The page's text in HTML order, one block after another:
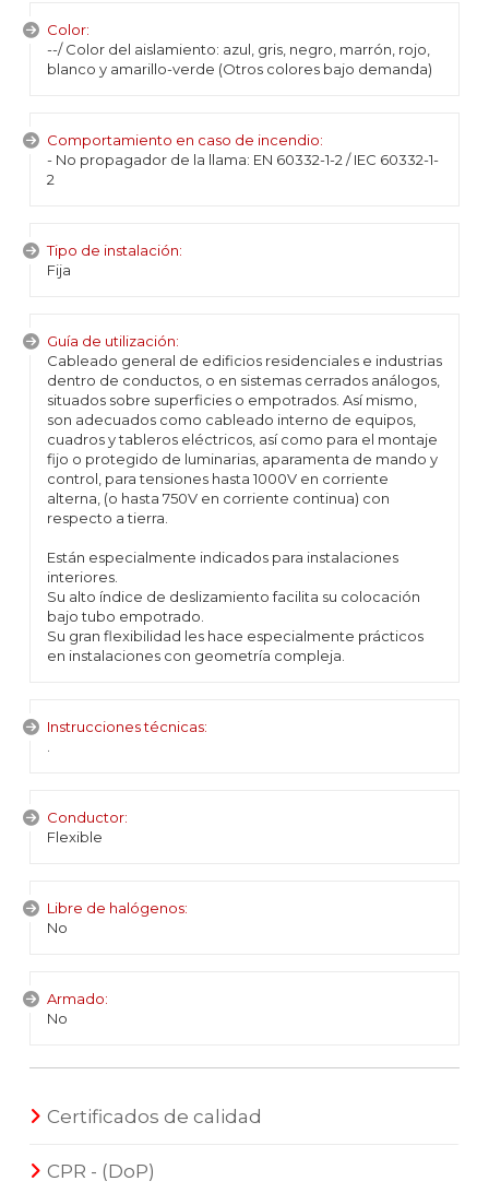
Color:
--/ Color del aislamiento: azul, gris, negro, marrón, rojo,
blanco y amarillo-verde (Otros colores bajo demanda)
Comportamiento en caso de incendio:
- No propagador de la llama: EN 60332-1-2 / IEC 60332-1-
2
Tipo de instalación:
Fija
Guía de utilización:
Cableado general de edificios residenciales e industrias
dentro de conductos, o en sistemas cerrados análogos,
situados sobre superficies o empotrados. Así mismo,
son adecuados como cableado interno de equipos,
cuadros y tableros eléctricos, así como para el montaje
fijo o protegido de luminarias, aparamenta de mando y
control, para tensiones hasta 1000V en corriente
alterna, (o hasta 750V en corriente continua) con
respecto a tierra.
Están especialmente indicados para instalaciones
interiores.
Su alto índice de deslizamiento facilita su colocación
bajo tubo empotrado.
Su gran flexibilidad les hace especialmente prácticos
en instalaciones con geometría compleja.
Instrucciones técnicas:
Conductor:
Flexible
Libre de halógenos:
No
Armado:
No
Certificados de calidad
CPR - (DoP)